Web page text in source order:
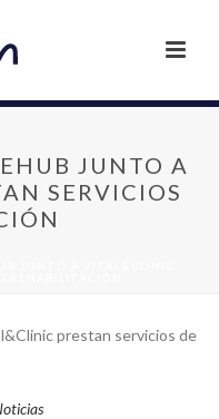
JUNTO A
SERVICIOS